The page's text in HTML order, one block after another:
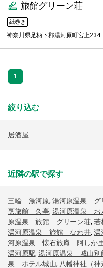
旅館グリーン荘
紙巻き
神奈川県足柄下郡湯河原町宮上234
1
絞り込む
居酒屋
近隣の駅で探す
三輪 湯河原, 湯河原温泉 グ
烹旅館 久亭, 湯河原温泉 お
原温泉 旅館 グリーン荘, 若
湯河原温泉 旅館 なわ井, 湯
河原温泉 懐石旅庵 阿しか里
湯河原駅, 湯河原温泉 城山別
泉 ホテル城山, 八幡神社（神